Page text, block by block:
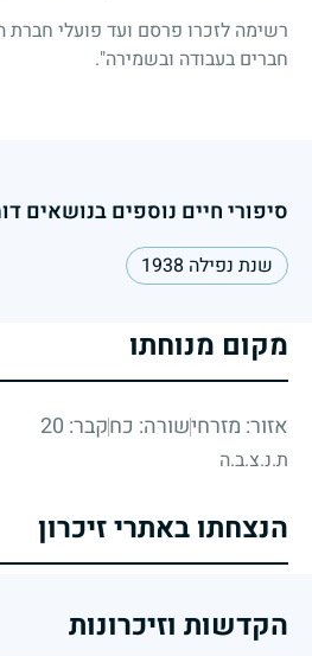
רשימה לזכרו פרסם ועד פועלי
חברים בעבודה ובשמירה".
סיפורי חיים נוספים בנושאים
שנת נפילה 1938
מקום מנוחתו
אזור: מזרחישורה: כחקבר: 20
ת.נ.צ.ב.ה
הנצחתו באתרי זיכרון
הקדשות וזיכרונות